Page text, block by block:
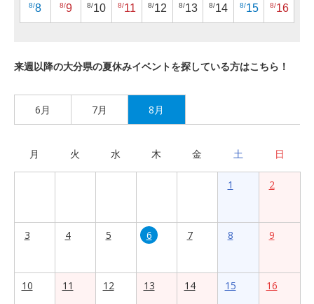
8/8 8/9 8/10 8/11 8/12 8/13 8/14 8/15 8/16
来週以降の大分県の夏休みイベントを探している方はこちら！
6月 7月 8月
月 火 水 木 金 土 日
1 2
3 4 5 6 7 8 9
10
11
12
13
14
15
16